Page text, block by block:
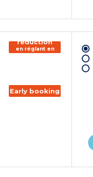
150€ de
réduction
en réglant en
chèque
Early booking